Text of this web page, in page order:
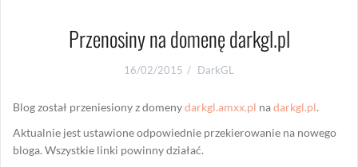
Przenosiny na domenę darkgl.pl
16/02/2015 DarkGL
Blog został przeniesiony z domenydarkgl.amxx.pl nadarkgl.pl.
Aktualnie jest ustawione odpowiednie przekierowanie na nowego
bloga. Wszystkie linki powinny działać.